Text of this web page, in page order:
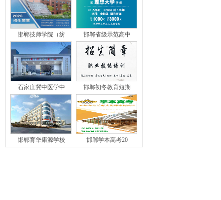
邯郸技师学院（纺 邯郸省级示范高中
石家庄冀中医学中 邯郸初冬教育短期
邯郸育华康源学校 邯郸学本高考20